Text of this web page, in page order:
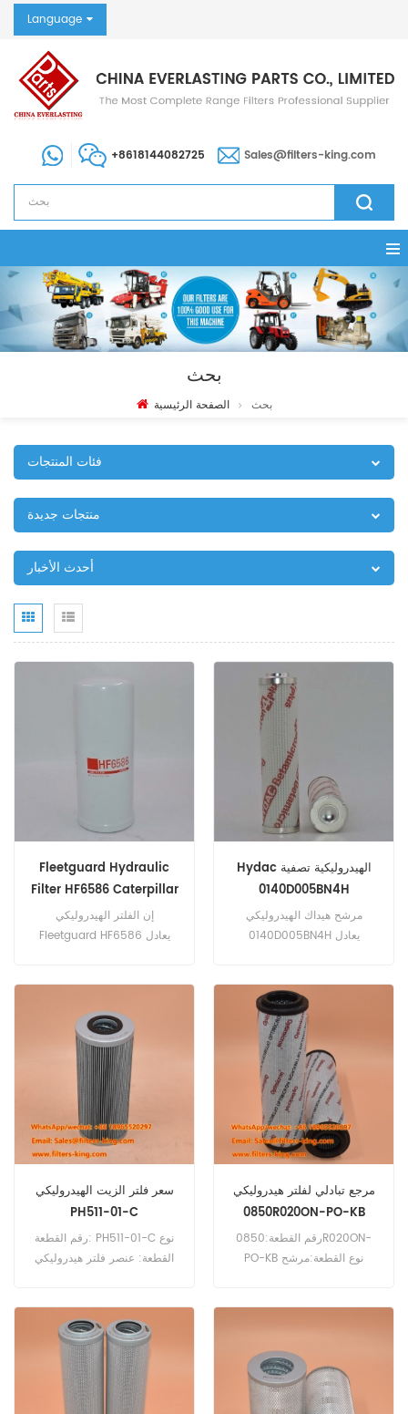
Language
+8618144082725 Sales@filters-king.com
بحث
الصفحة الرئيسية بحث
فئات المنتجات
منتجات جديدة
أحدث الأخبار
Fleetguard Hydraulic
Filter HF6586 Caterpillar
9T-0973 9T0973
إن الفلتر الهيدروليكي
Fleetguard HF6586 يعادل
Baldwin BT8876-MPG. رقم
فلتر هيدروليكي العلامة التجارية:
Fleetguard
Hydac الهيدروليكية تصفية
0140D005BN4H
140D005BN4H
مرشح هيداك الهيدروليكي
0140D005BN4H يعادل
140D005BN4H اسم الجزء:
فلتر هيدروليكي العلامة التجارية:
HYDAC
سعر فلتر الزيت الهيدروليكي
PH511-01-C
رقم القطعة: PH511-01-C نوع
القطعة: عنصر فلتر هيدروليكي
مرجع تبادلي لفلتر هيدروليكي
0850R020ON-PO-KB
0850R020ONPOKBرقم القطعة:0850R020ON-
PO-KB نوع القطعة:مرشح